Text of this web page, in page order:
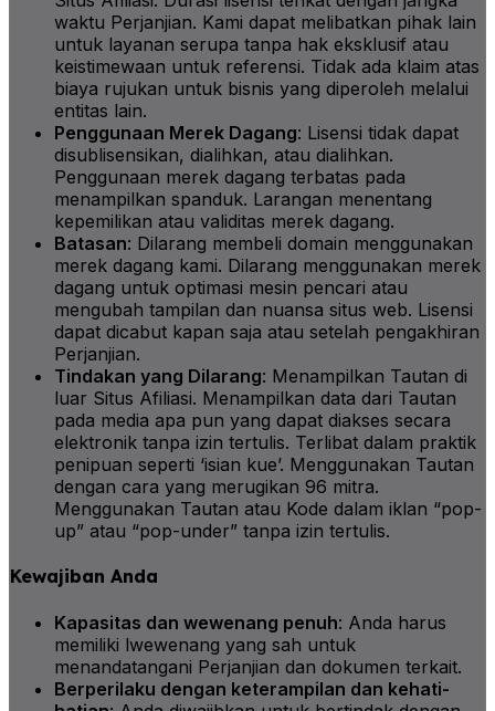
waktu Perjanjian. Kami dapat melibatkan pihak lain
untuk layanan serupa tanpa hak eksklusif atau
keistimewaan untuk referensi. Tidak ada klaim atas
biaya rujukan untuk bisnis yang diperoleh melalui
entitas lain.
Penggunaan Merek Dagang: Lisensi tidak dapat
disublisensikan, dialihkan, atau dialihkan.
Penggunaan merek dagang terbatas pada
menampilkan spanduk. Larangan menentang
kepemilikan atau validitas merek dagang.
Batasan: Dilarang membeli domain menggunakan
merek dagang kami. Dilarang menggunakan merek
dagang untuk optimasi mesin pencari atau
mengubah tampilan dan nuansa situs web. Lisensi
dapat dicabut kapan saja atau setelah pengakhiran
Perjanjian.
Tindakan yang Dilarang: Menampilkan Tautan di
luar Situs Afiliasi. Menampilkan data dari Tautan
pada media apa pun yang dapat diakses secara
elektronik tanpa izin tertulis. Terlibat dalam praktik
penipuan seperti ‘isian kue’. Menggunakan Tautan
dengan cara yang merugikan 96 mitra.
Menggunakan Tautan atau Kode dalam iklan “pop-
up” atau “pop-under” tanpa izin tertulis.
Kewajiban Anda
Kapasitas dan wewenang penuh: Anda harus
memiliki lwewenang yang sah untuk
menandatangani Perjanjian dan dokumen terkait.
Berperilaku dengan keterampilan dan kehati-